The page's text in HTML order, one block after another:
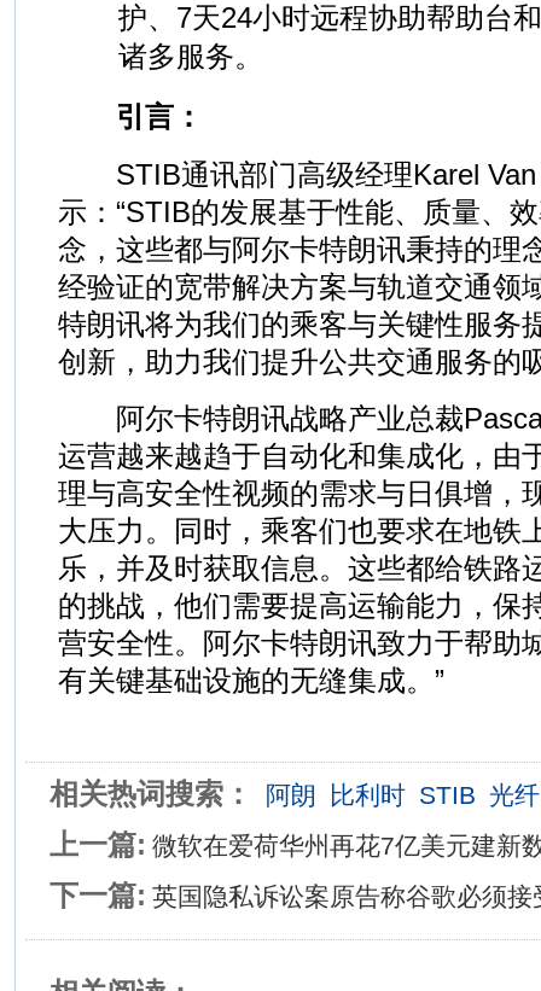
护、7天24小时远程协助帮助台
诸多服务。
引言：
STIB通讯部门高级经理Karel Van
示：“STIB的发展基于性能、质量、
念，这些都与阿尔卡特朗讯秉持的理
经验证的宽带解决方案与轨道交通领
特朗讯将为我们的乘客与关键性服务
创新，助力我们提升公共交通服务的
阿尔卡特朗讯战略产业总裁
运营越来越趋于自动化和集成化，由
理与高安全性视频的需求与日俱增，
大压力。同时，乘客们也要求在地铁
乐，并及时获取信息。这些都给铁路
的挑战，他们需要提高运输能力，保
营安全性。阿尔卡特朗讯致力于帮助
有关键基础设施的无缝集成。”
相关热词搜索： 阿朗 比利时 STIB 光
上一篇: 微软在爱荷华州再花7亿美元建新
下一篇: 英国隐私诉讼案原告称谷歌必须接